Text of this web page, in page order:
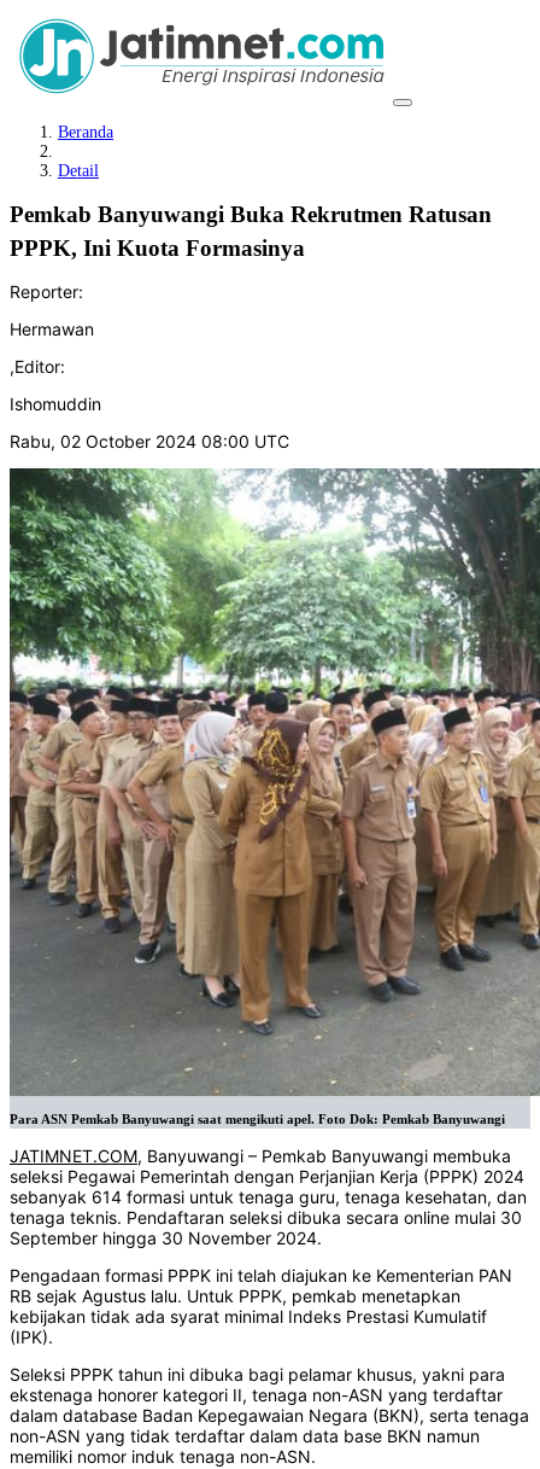
Beranda
Detail
Pemkab Banyuwangi Buka Rekrutmen Ratusan
PPPK, Ini Kuota Formasinya
Reporter:
Hermawan
,Editor:
Ishomuddin
Rabu, 02 October 2024 08:00 UTC
Para ASN Pemkab Banyuwangi saat mengikuti apel. Foto Dok: Pemkab Banyuwangi
JATIMNET.COM, Banyuwangi – Pemkab Banyuwangi membuka
seleksi Pegawai Pemerintah dengan Perjanjian Kerja (PPPK) 2024
sebanyak 614 formasi untuk tenaga guru, tenaga kesehatan, dan
tenaga teknis. Pendaftaran seleksi dibuka secara online mulai 30
September hingga 30 November 2024.
Pengadaan formasi PPPK ini telah diajukan ke Kementerian PAN
RB sejak Agustus lalu. Untuk PPPK, pemkab menetapkan
kebijakan tidak ada syarat minimal Indeks Prestasi Kumulatif
(IPK).
Seleksi PPPK tahun ini dibuka bagi pelamar khusus, yakni para
ekstenaga honorer kategori II, tenaga non-ASN yang terdaftar
dalam database Badan Kepegawaian Negara (BKN), serta tenaga
non-ASN yang tidak terdaftar dalam data base BKN namun
memiliki nomor induk tenaga non-ASN.